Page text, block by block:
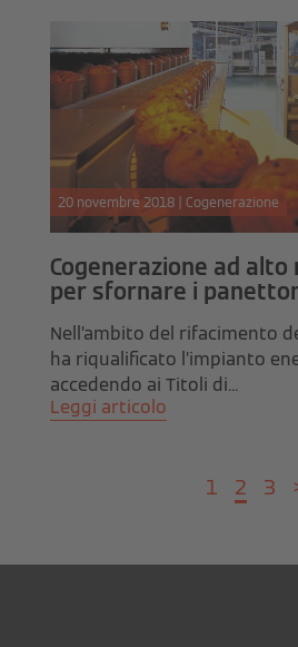
20 novembre 2018 | Cogenerazione
Cogenerazione ad
per sfornare i
Nell’ambito del rifacimento
ha riqualificato l’impianto
accedendo ai Titoli di...
Leggi articolo
1 2 3